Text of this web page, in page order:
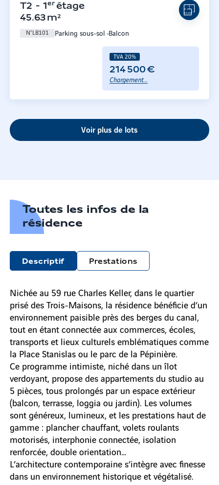
T2 - 1er étage
45.63 m²
N°LB101 Parking sous-sol Balcon
TVA 20%
214 500 €
Chargement...
Voir plus de lots
Toutes les infos de la
résidence
Descriptif Prestations
Nichée au 59 rue Charles Keller, dans le quartier
prisé des Trois-Maisons, la résidence bénéficie d’un
environnement paisible près des berges du canal,
tout en étant connectée aux commerces, écoles,
transports et lieux culturels emblématiques comme
la Place Stanislas ou le parc de la Pépinière.
Ce programme intimiste, niché dans un îlot
verdoyant, propose des appartements du studio au
5 pièces, tous prolongés par un espace extérieur
(balcon, terrasse, loggia ou jardin). Les volumes
sont généreux, lumineux, et les prestations haut de
gamme : plancher chauffant, volets roulants
motorisés, interphonie connectée, isolation
renforcée, double orientation…
L’architecture contemporaine s’intègre avec finesse
dans un environnement historique et végétalisé.